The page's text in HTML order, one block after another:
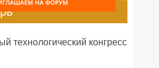
технологический конгресс